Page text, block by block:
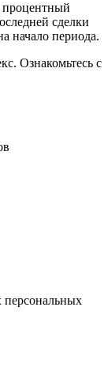
процентный
сделки
начало периода.
Ознакомьтесь с